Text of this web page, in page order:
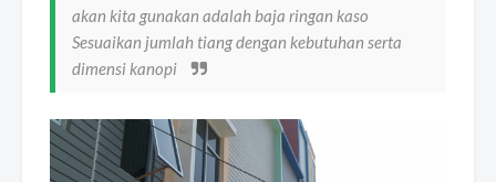
akan kita gunakan adalah baja ringan kaso
Sesuaikan jumlah tiang dengan kebutuhan serta
dimensi kanopi